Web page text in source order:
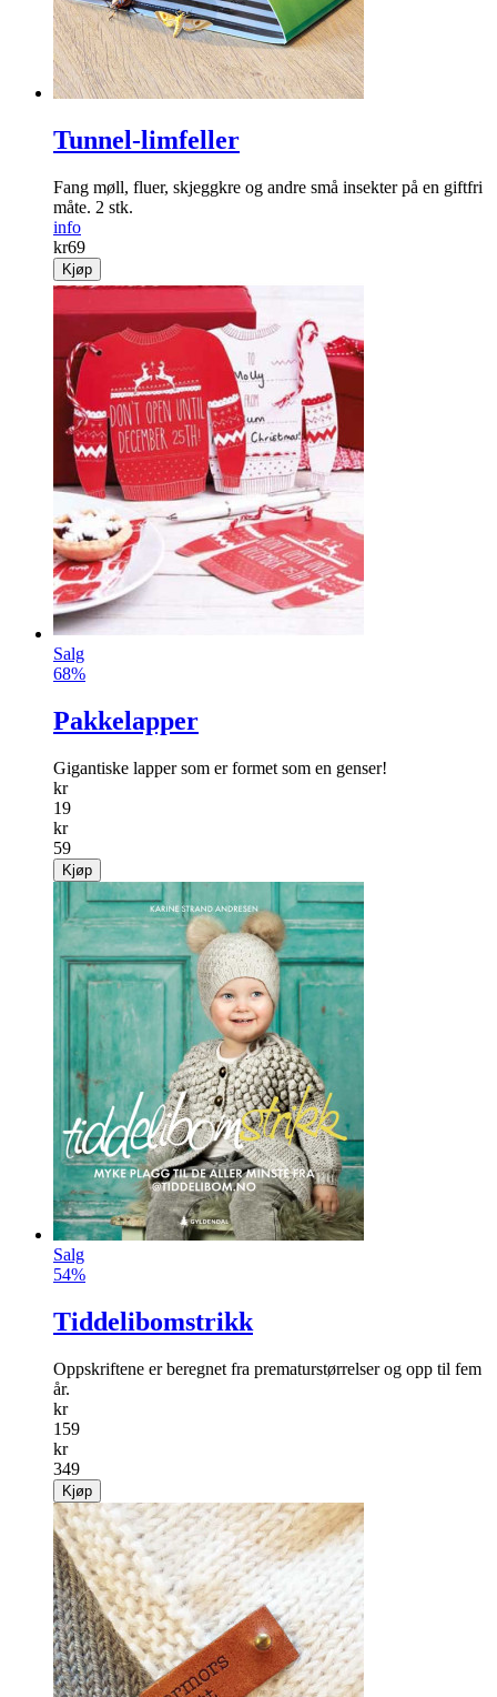
Tunnel-limfeller
Fang møll, fluer, skjeggkre og andre små insekter på en giftfri
måte. 2 stk.
info
kr69
Kjøp
Salg
68%
Pakkelapper
Gigantiske lapper som er formet som en genser!
kr
19
kr
59
Kjøp
Salg
54%
Tiddelibomstrikk
Oppskriftene er beregnet fra prematurstørrelser og opp til fem
år.
kr
159
kr
349
Kjøp